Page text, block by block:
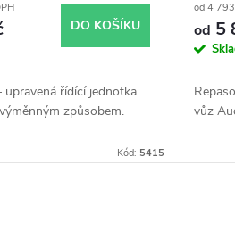
DO KOŠÍKU
upravená řídící jednotka
způsobem.
Kód: 5415
od 4
od 5
vůz